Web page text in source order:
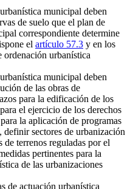
municipal deben
de suelo que el plan de
correspondiente determine
el artículo 57.3 y en los
ordenación urbanística
municipal deben
de las obras de
para la edificación de los
el ejercicio de los derechos
la aplicación de programas
sectores de urbanización
terrenos reguladas por el
pertinentes para la
de las urbanizaciones
de actuación urbanística